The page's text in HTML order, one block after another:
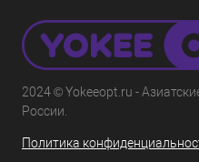
2024 © Yokeeopt.ru -
России.
Политика